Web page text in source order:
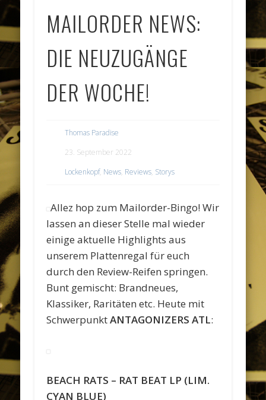
MAILORDER NEWS:
DIE NEUZUGÄNGE
DER WOCHE!
Thomas Paradise
23. September 2022
Lockenkopf, News, Reviews, Storys
Allez hop zum Mailorder-Bingo! Wir
lassen an dieser Stelle mal wieder
einige aktuelle Highlights aus
unserem Plattenregal für euch
durch den Review-Reifen springen.
Bunt gemischt: Brandneues,
Klassiker, Raritäten etc. Heute mit
SchwerpunktANTAGONIZERS ATL:
BEACH RATS – RAT BEAT LP (LIM.
CYAN BLUE)